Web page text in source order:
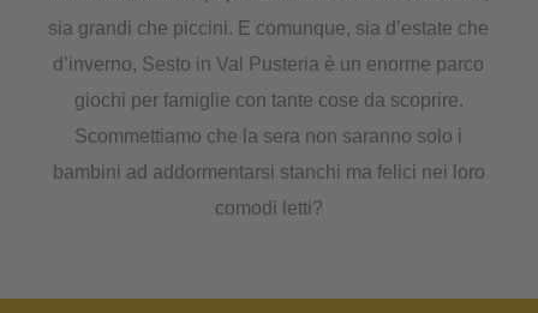
sia grandi che piccini. E comunque, sia d’estate che
d’inverno, Sesto in Val Pusteria è un enorme parco
giochi per famiglie con tante cose da scoprire.
Scommettiamo che la sera non saranno solo i
bambini ad addormentarsi stanchi ma felici nei loro
comodi letti?